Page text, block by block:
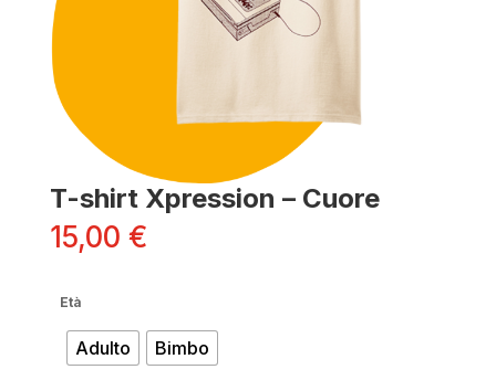
T-shirt Xpression – Cuore
15,00 €
Età
Adulto Bimbo